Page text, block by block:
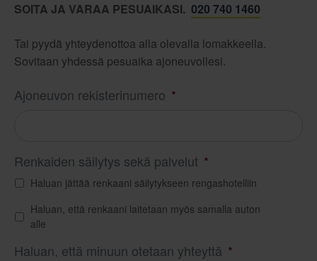
SOITA JA VARAA PESUAIKASI. 020 740 1460
Tai pyydä yhteydenottoa alla olevalla lomakkeella.
Sovitaan yhdessä pesuaika ajoneuvollesi.
Ajoneuvon rekisterinumero *
Renkaiden säilytys sekä palvelut *
Haluan jättää renkaani säilytykseen rengashotelliin
Haluan, että renkaani laitetaan myös samalla auton
alle
Haluan, että minuun otetaan yhteyttä *